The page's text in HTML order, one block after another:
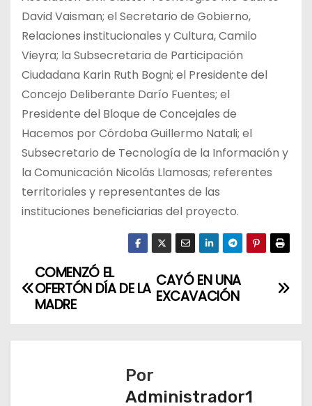
David Vaisman; el Secretario de Gobierno,
Relaciones institucionales y Cultura, Camilo
Vieyra; la Subsecretaria de Participación
Ciudadana Karin Ruth Bogni; el Presidente del
Concejo Deliberante Darío Fuentes; el
Presidente del Bloque de Concejales de
Hacemos por Córdoba Guillermo Natali; el
Subsecretario de Tecnología de la Información y
la Comunicación Nicolás Llamosas; referentes
territoriales y representantes de las
instituciones beneficiarias del proyecto.
N
v
CAYÓ EN UNA
EXCAVACIÓN
COMENZÓ EL
OFERTÓN DÍA DE LA
MADRE
Por
Administrador1